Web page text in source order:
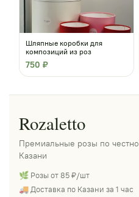
Шляпные коробки для
композиций из роз
750 ₽
Rozaletto
Премиальные розы по
Казани
🌿 Розы от 85 ₽/шт
🚚 Доставка по Казани за 1 час